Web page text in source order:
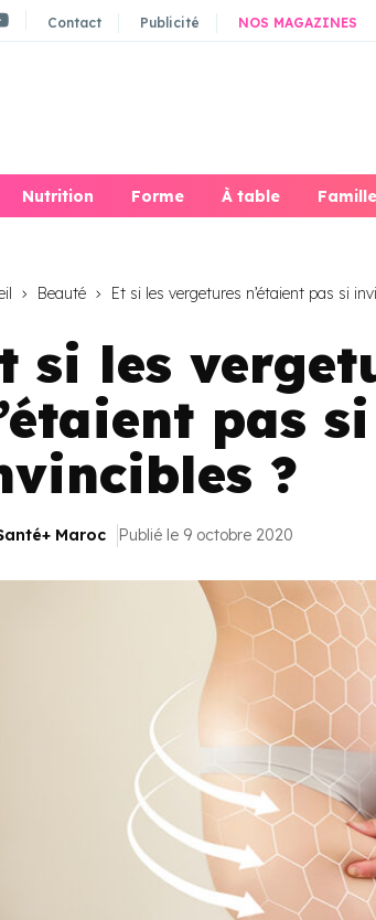
Contact Publicité NOS MAGAZINES
Nutrition Forme À table Famille
Beauté Et si les vergetures n’étaient pas si
si les
pas si
?
Maroc Publié le 9 octobre 2020